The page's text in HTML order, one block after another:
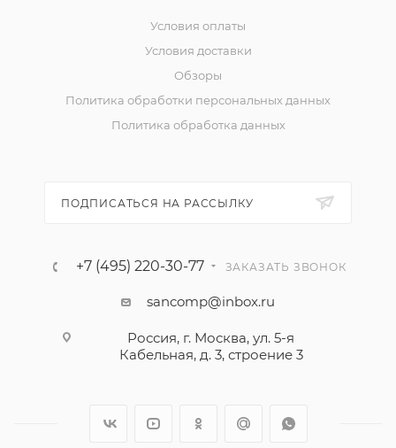
Условия оплаты
Условия доставки
Обзоры
Политика обработки персональных данных
Политика обработка данных
ПОДПИСАТЬСЯ НА РАССЫЛКУ
+7 (495) 220-30-77 ЗАКАЗАТЬ ЗВОНОК
sancomp@inbox.ru
Россия, г. Москва, ул. 5-я
Кабельная, д. 3, строение 3